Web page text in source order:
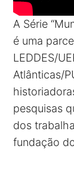
A Série
é uma
LEDDES/
Atlânticas/
pesquisas
dos
fundação